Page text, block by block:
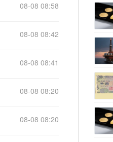
08-08 08:58
08-08 08:42
08-08 08:41
08-08 08:20
08-08 08:20